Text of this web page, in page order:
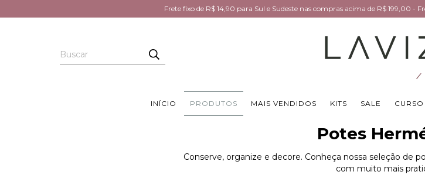
Frete fixo de R$ 14,90 para Sul e Sudeste nas compras acima de R$ 199,00
INÍCIO PRODUTOS MAIS VENDIDOS KITS SALE
Potes
Conserve, organize e decore. Conheça nossa seleção de
com muito mais